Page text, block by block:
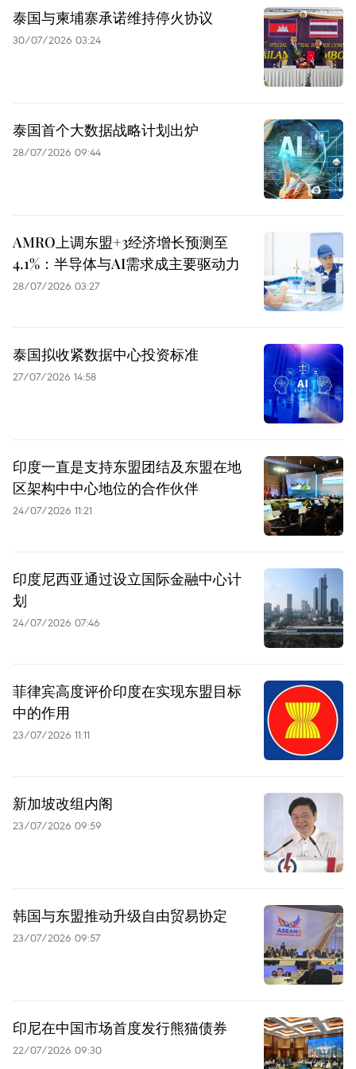
泰国与柬埔寨承诺维持停火协议
30/07/2026 03:24
泰国首个大数据战略计划出炉
28/07/2026 09:44
AMRO上调东盟+3经济增长预测至
4.1%：半导体与AI需求成主要驱动力
28/07/2026 03:27
泰国拟收紧数据中心投资标准
27/07/2026 14:58
印度一直是支持东盟团结及东盟在地
区架构中中心地位的合作伙伴
24/07/2026 11:21
印度尼西亚通过设立国际金融中心计
划
24/07/2026 07:46
菲律宾高度评价印度在实现东盟目标
中的作用
23/07/2026 11:11
新加坡改组内阁
23/07/2026 09:59
韩国与东盟推动升级自由贸易协定
23/07/2026 09:57
印尼在中国市场首度发行熊猫债券
22/07/2026 09:30